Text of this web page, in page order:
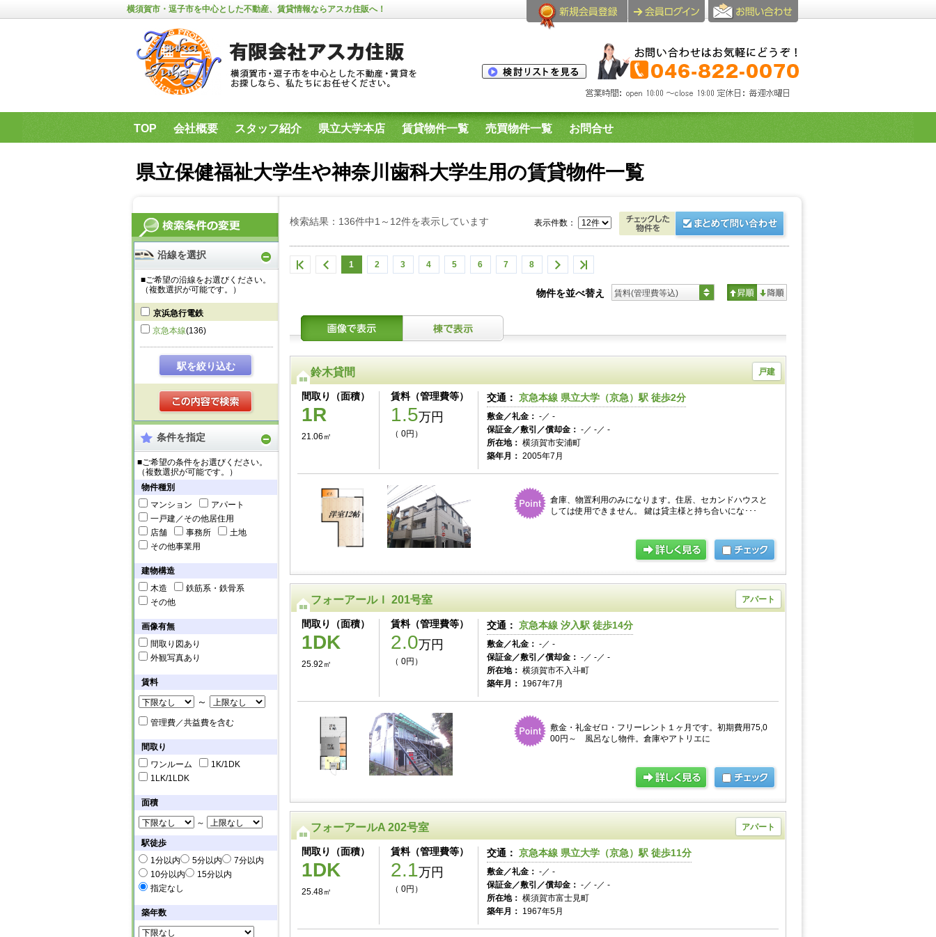
沿線を選択
■ご希望の沿線をお選びください。
（複数選択が可能です。）
京浜急行電鉄
京急本線(136)
駅を絞り込む
条件を指定
■ご希望の条件をお選びください。
（複数選択が可能です。）
物件種別
マンション
アパート
一戸建／その他居住用
店舗
事務所
土地
その他事業用
建物構造
木造
鉄筋系・鉄骨系
その他
画像有無
間取り図あり
外観写真あり
賃料
～
管理費／共益費を含む
間取り
ワンルーム
1K/1DK
1LK/1LDK
面積
～
駅徒歩
1分以内
5分以内
7分以内
10分以内
15分以内
指定なし
築年数
横須賀市・逗子市を中心とした不動産、賃貸情報ならアスカ住販へ！
TOP 会社概要 スタッフ紹介 県立大学本店 賃貸物件一覧 売買物件一覧 お問合せ
県立保健福祉大学・神奈川歯科大学生用物件 横須賀市内のプリマシリーズ空室一覧
県立保健福祉大学生や神奈川歯科大学生用の賃貸物件一覧
検索結果：136件中1～12件を表示しています
1 2 3 4 5 6 7 8
表示件数：
物件を並べ替え 賃料(管理費等込)
鈴木貸間 戸建
間取り（面積）
1R
21.06㎡
賃料（管理費等）
1.5万円
（ 0円）
交通： 京急本線 県立大学（京急）駅 徒歩2分
敷金／礼金： -／ -
保証金／敷引／償却金： -／ -／ -
所在地： 横須賀市安浦町
築年月： 2005年7月
倉庫、物置利用のみになります。住居、セカンドハウスと
しては使用できません。 鍵は貸主様と持ち合いにな･･･
フォーアールＩ 201号室 アパート
間取り（面積）
1DK
25.92㎡
賃料（管理費等）
2.0万円
（ 0円）
交通： 京急本線 汐入駅 徒歩14分
敷金／礼金： -／ -
保証金／敷引／償却金： -／ -／ -
所在地： 横須賀市不入斗町
築年月： 1967年7月
敷金・礼金ゼロ・フリーレント１ヶ月です。初期費用75,0
00円～ 風呂なし物件。倉庫やアトリエに
フォーアールA 202号室 アパート
間取り（面積）
1DK
25.48㎡
賃料（管理費等）
2.1万円
（ 0円）
交通： 京急本線 県立大学（京急）駅 徒歩11分
敷金／礼金： -／ -
保証金／敷引／償却金： -／ -／ -
所在地： 横須賀市富士見町
築年月： 1967年5月